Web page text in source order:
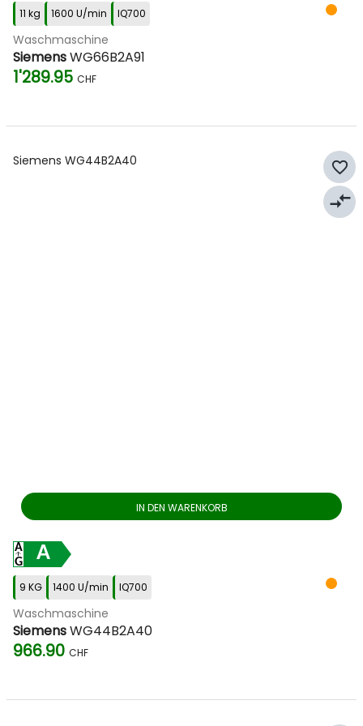
11 kg 1600 U/min IQ700
Waschmaschine
SiemensWG66B2A91
1'289.95 CHF
Siemens WG44B2A40
IN DEN WARENKORB
A
9 KG 1400 U/min IQ700
Waschmaschine
SiemensWG44B2A40
966.90 CHF
favorite_border
compare_arrows